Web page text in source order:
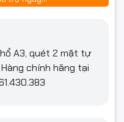
A3, quét 2 mặt tự
chính hãng tại
quét màu 24 bit, Tự nhận